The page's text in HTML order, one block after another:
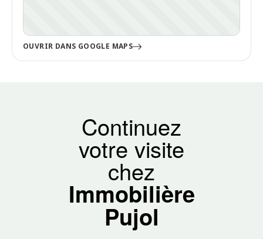
OUVRIR DANS GOOGLE MAPS
Continuez
votre visite
chez
Immobilière
Pujol